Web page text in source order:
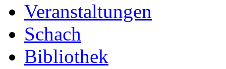
Veranstaltungen
Schach
Bibliothek